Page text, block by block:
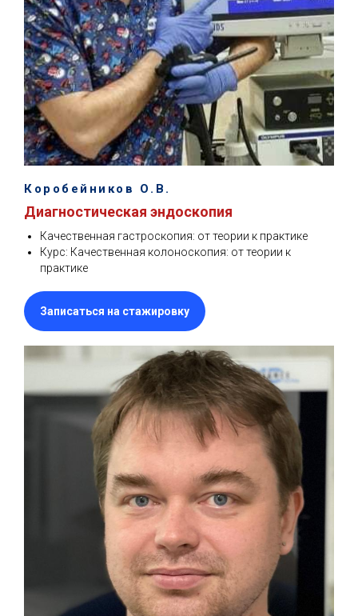
Коробейников О.В.
Диагностическая эндоскопия
Качественная гастроскопия: от теории к практике
Курс: Качественная колоноскопия: от теории к
практике
Записаться на стажировку